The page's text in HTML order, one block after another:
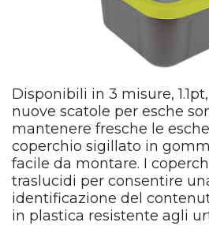
Disponibili in 3 misure,
nuove scatole per esche
mantenere fresche le
coperchio sigillato in
facile da montare. I
traslucidi per consentire
identificazione del
in plastica resistente agli